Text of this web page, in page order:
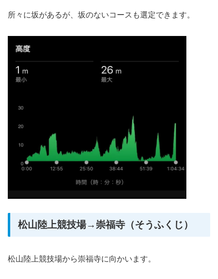
所々に坂があるが、坂のないコースも選定できます。
松山陸上競技場→崇福寺（そうふくじ）
松山陸上競技場から崇福寺に向かいます。